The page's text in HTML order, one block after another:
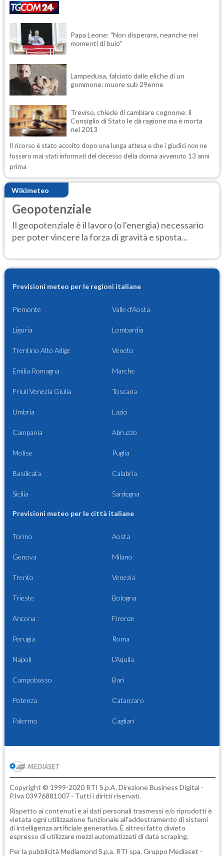
Papa Leone: "Non disperare, neanche nei
momenti di buio"
Lampedusa, falciato dalle eliche di un
gommone: muore sub 29enne
Treviso, chiede di cambiare cognome: il
Consiglio di Stato le dà ragione ma è morta
nel 2013
Il ricorso è stato accolto dopo una lunga attesa e che i giudici non ne
fossero mai stati informati del decesso della donna avvenuto 13 anni
prima
Wikimeteo
Geopotenziale
Il geopotenziale è il lavoro (o l'energia) necessario
per poter vincere la forza di gravità e sposta...
Previsioni meteo per le regioni italiane
Piemonte Valle d'Aosta
Liguria Lombardia
Trentino Alto Adige Veneto
Emilia Romagna Marche
Friuli Venezia Giulia Toscana
Umbria Lazio
Campania Abruzzo
Molise Puglia
Basilicata Calabria
Sicilia Sardegna
Previsioni meteo per le città italiane
Torino Aosta
Genova Milano
Trento Venezia
Trieste Bologna
Ancona Firenze
Perugia Roma
Napoli L'Aquila
Campobasso Bari
Potenza Catanzaro
Palermo Cagliari
Copyright © 1999-2020 RTI S.p.A. Direzione Business Digital -
P.Iva 03976881007 - Tutti i diritti riservati.
Rispetto ai contenuti e ai dati personali trasmessi e/o riprodotti è
vietata ogni utilizzazione funzionale all'addestramento di sistemi
di intelligenza artificiale generativa. È altresì fatto divieto
espresso di utilizzare mezzi automatizzati di data scraping.
Per la pubblicità Mediamond S.p.a. RTI spa, Gruppo Mediaset -